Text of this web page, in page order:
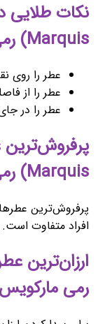
Marquis) رمی مارکویس
عطر را روی
عطر را از
عطر را در
Marquis) رمی مارکویس
پرفروش‌ترین
افراد متفاوت است.
رمی مارکویس